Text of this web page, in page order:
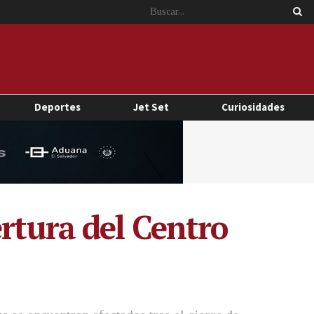
Deportes Jet Set Curiosidades
del Centro